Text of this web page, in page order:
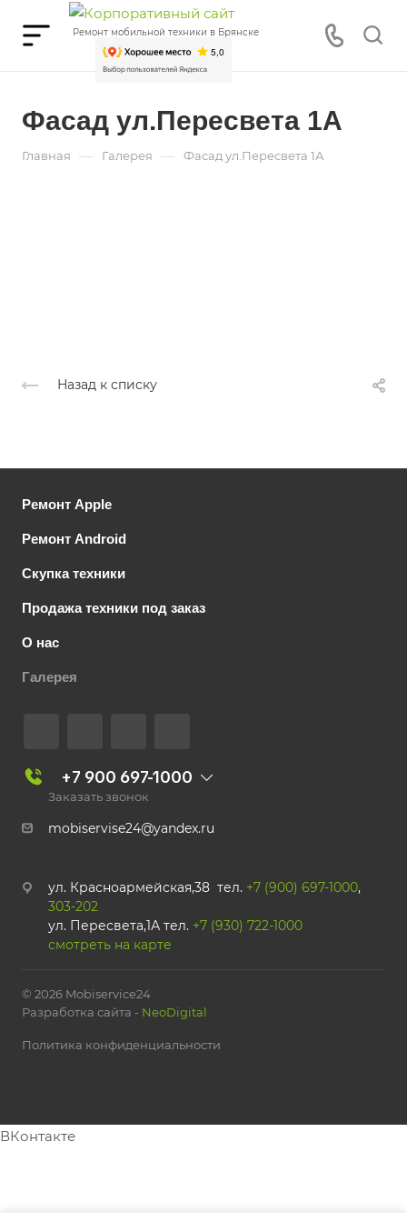
Ремонт мобильной техники в Брянске
Фасад ул.Пересвета 1А
Главная — Галерея — Фасад ул.Пересвета 1А
Назад к списку
Ремонт Apple
Ремонт Android
Скупка техники
Продажа техники под заказ
О нас
Галерея
+7 900 697-1000
Заказать звонок
mobiservise24@yandex.ru
ул. Красноармейская,38 тел. +7 (900) 697-1000,
303-202
ул. Пересвета,1А тел. +7 (930) 722-1000
смотреть на карте
© 2026 Mobiservice24
Разработка сайта - NeoDigital
Политика конфиденциальности
ВКонтакте